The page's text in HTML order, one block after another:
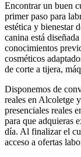
Encontrar un buen
primer paso para
estética y bienestar
canina está
conocimientos
cosméticos
de corte a tijera,
Disponemos de
reales en Alcoletge
presenciales reales
para que adquieras
día. Al finalizar el
acceso a ofertas